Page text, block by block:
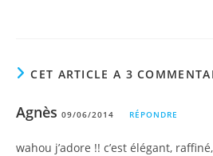
CET ARTICLE A 3
Agnès 09/06/2014 RÉPONDRE
wahou j’adore !! c’est élégant,